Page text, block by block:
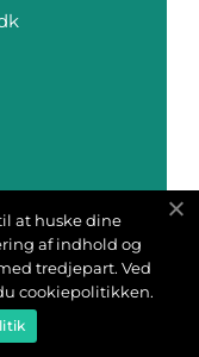
at huske dine
af indhold og
tredjepart. Ved
cookiepolitikken.